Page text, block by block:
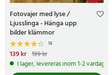
Fotovajer med lyse /
Ljusslinga - Hänga upp
bilder klämmor
14
Nuvarande pris
pris:199 kr
139 kr 199 kr
I lager, levereras inom 1-2 vardagar